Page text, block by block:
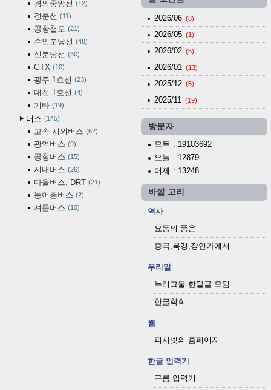
경의중앙선 12
경춘선 11
공항철도 21
수인분당선 48
신분당선 30
GTX 10
광주 1호선 23
대전 1호선 4
기타 19
버스 145
고속·시외버스 62
광역버스 9
공항버스 15
시내버스 26
마을버스, DRT 21
농어촌버스 2
셔틀버스 10
2026/06 (3)
2026/05 (1)
2026/02 (5)
2026/01 (13)
2025/12 (6)
2025/11 (19)
방문자
모두 : 19103692
오늘 : 12879
어제 : 13248
바깥 고리
역사
요동의 풍운
중국,북경,장안가에서
우리말
누리그물 한말글 모임
한글학회
웹
피시넷의 홈페이지
한글 입력기
구름 입력기